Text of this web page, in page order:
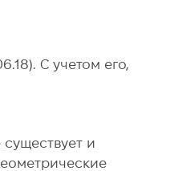
С учетом его,
и